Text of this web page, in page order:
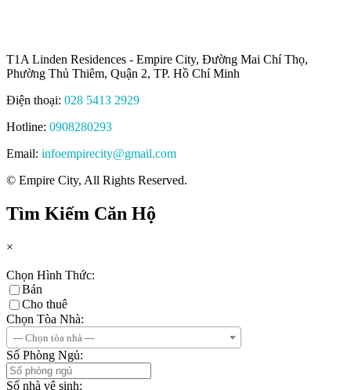
T1A Linden Residences - Empire City, Đường Mai Chí Thọ,
Phường Thủ Thiêm, Quận 2, TP. Hồ Chí Minh
Điện thoại: 028 5413 2929
Hotline: 0908280293
Email: infoempirecity@gmail.com
© Empire City, All Rights Reserved.
Tìm Kiếm Căn Hộ
×
Chọn Hình Thức:
Bán
Cho thuê
Chọn Tòa Nhà:
--- Chọn tòa nhà ---
Số Phòng Ngủ:
Số nhà vệ sinh: